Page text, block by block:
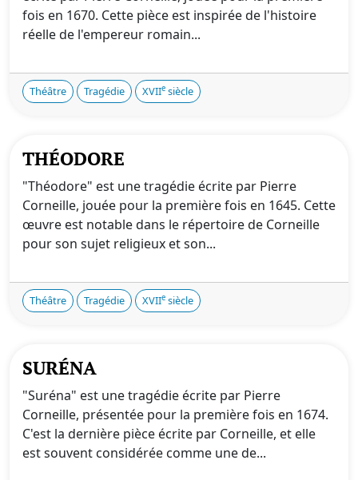
fois en 1670. Cette pièce est inspirée de l'histoire
réelle de l'empereur romain...
Théâtre Tragédie XVIIe siècle
THÉODORE
"Théodore" est une tragédie écrite par Pierre
Corneille, jouée pour la première fois en 1645. Cette
œuvre est notable dans le répertoire de Corneille
pour son sujet religieux et son...
Théâtre Tragédie XVIIe siècle
SURÉNA
"Suréna" est une tragédie écrite par Pierre
Corneille, présentée pour la première fois en 1674.
C'est la dernière pièce écrite par Corneille, et elle
est souvent considérée comme une de...